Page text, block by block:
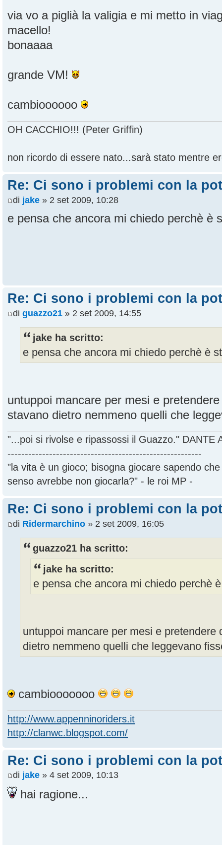
via vo a piglià la valigia e mi metto in
macello!
bonaaaa
grande VM!
cambioooooo
OH CACCHIO!!! (Peter Griffin)
non ricordo di essere nato...sarà stato mentre
Re: Ci sono i problemi con la
di jake » 2 set 2009, 10:28
e pensa che ancora mi chiedo perchè è
Re: Ci sono i problemi con la
di guazzo21 » 2 set 2009, 14:55
jake ha scritto:
e pensa che ancora mi chiedo perchè è
untuppoi mancare per mesi e
stavano dietro nemmeno quelli che
"...poi si rivolse e ripassossi il Guazzo." DANTE
--------------------------------------------------------
"la vita è un gioco; bisogna giocare sapendo
senso avrebbe non giocarla?" - le roi MP -
Re: Ci sono i problemi con la
di Ridermarchino » 2 set 2009, 16:05
guazzo21 ha scritto:
jake ha scritto:
e pensa che ancora mi chiedo perchè
untuppoi mancare per mesi e
dietro nemmeno quelli che leggevano
cambiooooooo
http://www.appenninoriders.it
http://clanwc.blogspot.com/
Re: Ci sono i problemi con la
di jake » 4 set 2009, 10:13
hai ragione...